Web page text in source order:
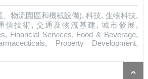
、物流園區和機械設備), 科技, 生物科技,
信技術, 交通及物流基建, 城市發展,
Financial Services, Food & Beverage,
Property Development,